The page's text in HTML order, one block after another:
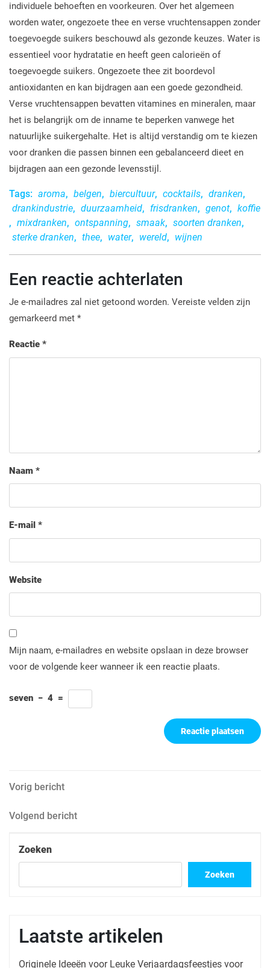
individuele behoeften en voorkeuren. Over het algemeen
worden water, ongezoete thee en verse vruchtensappen zonder
toegevoegde suikers beschouwd als gezonde keuzes. Water is
essentieel voor hydratatie en heeft geen calorieën of
toegevoegde suikers. Ongezoete thee zit boordevol
antioxidanten en kan bijdragen aan een goede gezondheid.
Verse vruchtensappen bevatten vitamines en mineralen, maar
het is belangrijk om de inname te beperken vanwege het
natuurlijke suikergehalte. Het is altijd verstandig om te kiezen
voor dranken die passen binnen een gebalanceerd dieet en
bijdragen aan een gezonde levensstijl.
Tags: aroma, belgen, biercultuur, cocktails, dranken,
drankindustrie, duurzaamheid, frisdranken, genot, koffie
, mixdranken, ontspanning, smaak, soorten dranken,
sterke dranken, thee, water, wereld, wijnen
Een reactie achterlaten
Je e-mailadres zal niet getoond worden. Vereiste velden zijn
gemarkeerd met *
Reactie *
Naam *
E-mail *
Website
Mijn naam, e-mailadres en website opslaan in deze browser
voor de volgende keer wanneer ik een reactie plaats.
seven − 4 =
Berichtnavigatie
Vorig
Vorig bericht
Volgend
Volgend bericht
Zoeken
Zoeken
Laatste artikelen
Originele Ideeën voor Leuke Verjaardagsfeestjes voor